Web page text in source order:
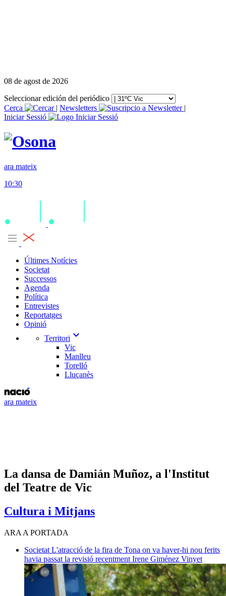
08 de agost de 2026
Seleccionar edición del periódico
Cerca
| Newsletters
|
Iniciar Sessió
ara mateix
10:30
Últimes Notícies
Societat
Successos
Agenda
Política
Entrevistes
Reportatges
Opinió
Territori expand_more
Vic
Manlleu
Torelló
Lluçanès
ara mateix
La dansa de Damián Muñoz, a l'Institut
del Teatre de Vic
Cultura i Mitjans
ARA A PORTADA
Societat L'atracció de la fira de Tona on va haver-hi nou ferits
havia passat la revisió recentment Irene Giménez Vinyet